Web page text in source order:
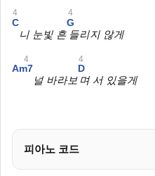
C
4
니 눈빛 흔
G
4
들리지 않게
Am7
4
널 바라보
D
4
며 서 있을게
피아노 코드